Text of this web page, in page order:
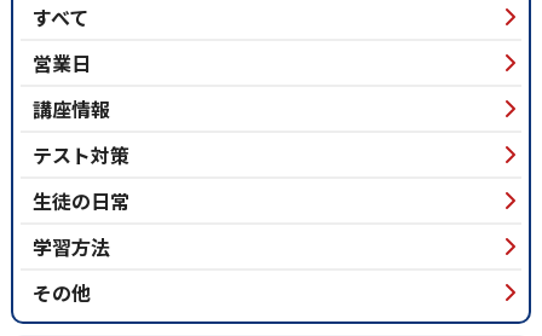
すべて
営業日
講座情報
テスト対策
生徒の日常
学習方法
その他